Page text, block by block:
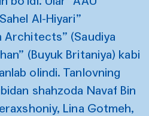
Al-Hiyari”
Architects” (Saudiya
(Buyuk Britaniya) kabi
olindi. Tanlovning
shahzoda Navaf Bin
Lina Gotmeh,